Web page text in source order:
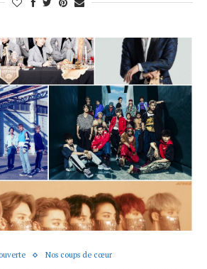
Nos coups de cœur